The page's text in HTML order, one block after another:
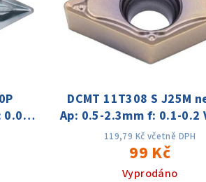
0.03-
DCMT 11T308 S J25M
Ap: 0.5-2.3mm f: 0.1-0.2
180m
119,79 Kč včetně DPH
99 Kč
Vyprodáno